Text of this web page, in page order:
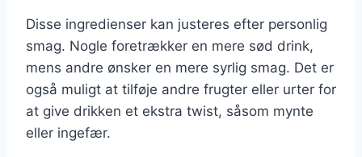
Disse ingredienser kan justeres efter personlig
smag. Nogle foretrækker en mere sød drink,
mens andre ønsker en mere syrlig smag. Det er
også muligt at tilføje andre frugter eller urter for
at give drikken et ekstra twist, såsom mynte
eller ingefær.